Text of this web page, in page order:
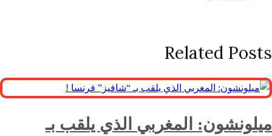
Related Posts
ميلونشون: المغربي الذي يلقب بـ